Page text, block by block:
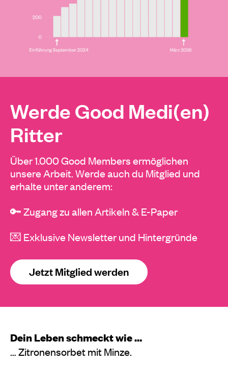
Werde Good Medi(en)
Ritter
Über 1.000 Good Members ermöglichen
unsere Arbeit. Werde auch du Mitglied und
erhalte unter anderem:
🔑 Zugang zu allen Artikeln & E-Paper
💌 Exklusive Newsletter und Hintergründe
Jetzt Mitglied werden
Dein Leben schmeckt wie …
… Zitronensorbet mit Minze.